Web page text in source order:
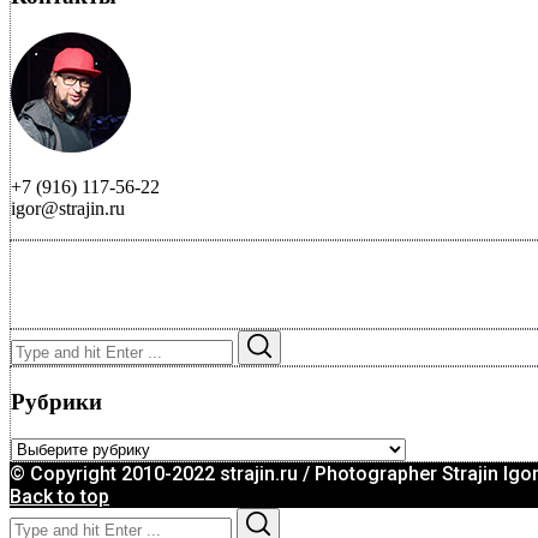
+7 (916) 117-56-22
igor@strajin.ru
Search
for:
Рубрики
Рубрики
© Copyright 2010-2022 strajin.ru / Photographer Strajin Igor
Back to top
Search